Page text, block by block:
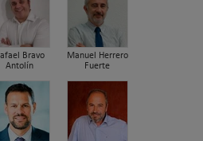
Bravo
Antolín
Manuel Herrero
Fuerte